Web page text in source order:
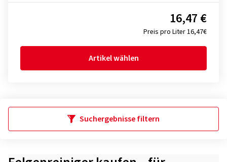
Preis pro Liter 16,47€
16,47 €
Artikel wählen
Suchergebnisse filtern